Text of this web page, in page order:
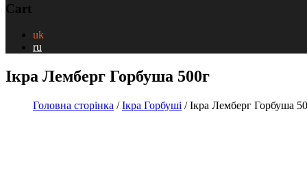
Cart
uk
ru
Ікра Лемберг Горбуша 500г
Головна сторінка /Ікра Горбуші / Ікра Лемберг Горбуша